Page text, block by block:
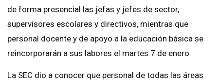
de forma presencial las jefas y jefes de sector,
supervisores escolares y directivos, mientras que
personal docente y de apoyo a la educación básica se
reincorporarán a sus labores el martes 7 de enero.
La SEC dio a conocer que personal de todas las áreas